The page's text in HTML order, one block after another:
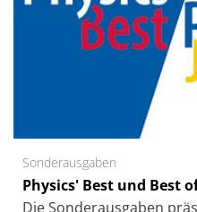
Sonderausgaben
Physics' Best und Best
Die Sonder­ausgaben